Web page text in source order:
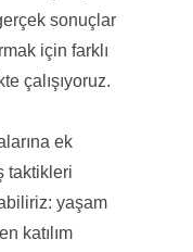
sonuçlar
için farklı
çalışıyoruz.
ek
taktikleri
yaşam
katılım